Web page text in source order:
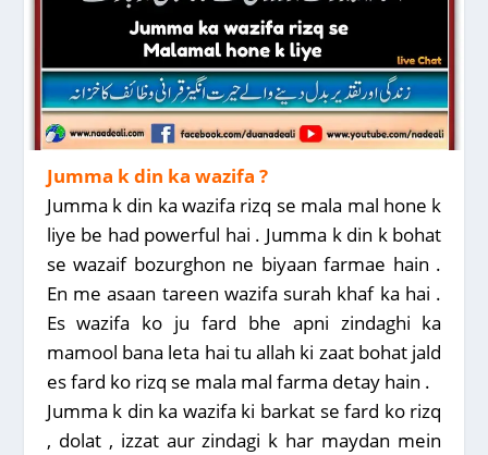
Jumma k din ka wazifa ?
Jumma k din ka wazifa rizq se mala mal hone k
liye be had powerful hai . Jumma k din k bohat
se wazaif bozurghon ne biyaan farmae hain .
En me asaan tareen wazifa surah khaf ka hai .
Es wazifa ko ju fard bhe apni zindaghi ka
mamool bana leta hai tu allah ki zaat bohat jald
es fard ko rizq se mala mal farma detay hain .
Jumma k din ka wazifa ki barkat se fard ko rizq
, dolat , izzat aur zindagi k har maydan mein